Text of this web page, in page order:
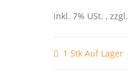
inkl. 7% USt. , zzgl.
1 Stk Auf Lager